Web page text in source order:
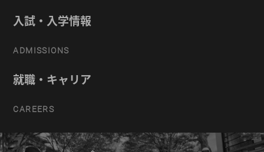
入試・入学情報
ADMISSIONS
就職・キャリア
CAREERS